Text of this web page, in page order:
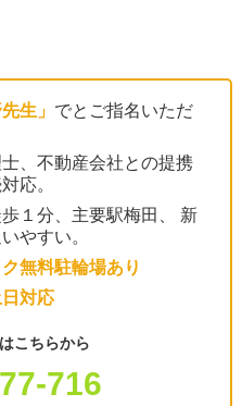
生」 でとご指名いただ
、不動産会社との提携
応。
１分、主要駅梅田、 新
やすい。
無料駐輪場あり
対応
こちらから
716